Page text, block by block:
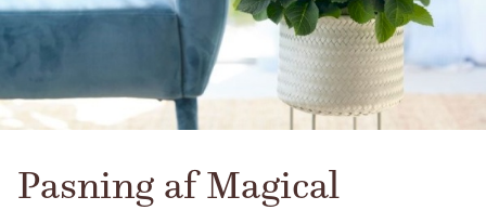
Pasning af Magical